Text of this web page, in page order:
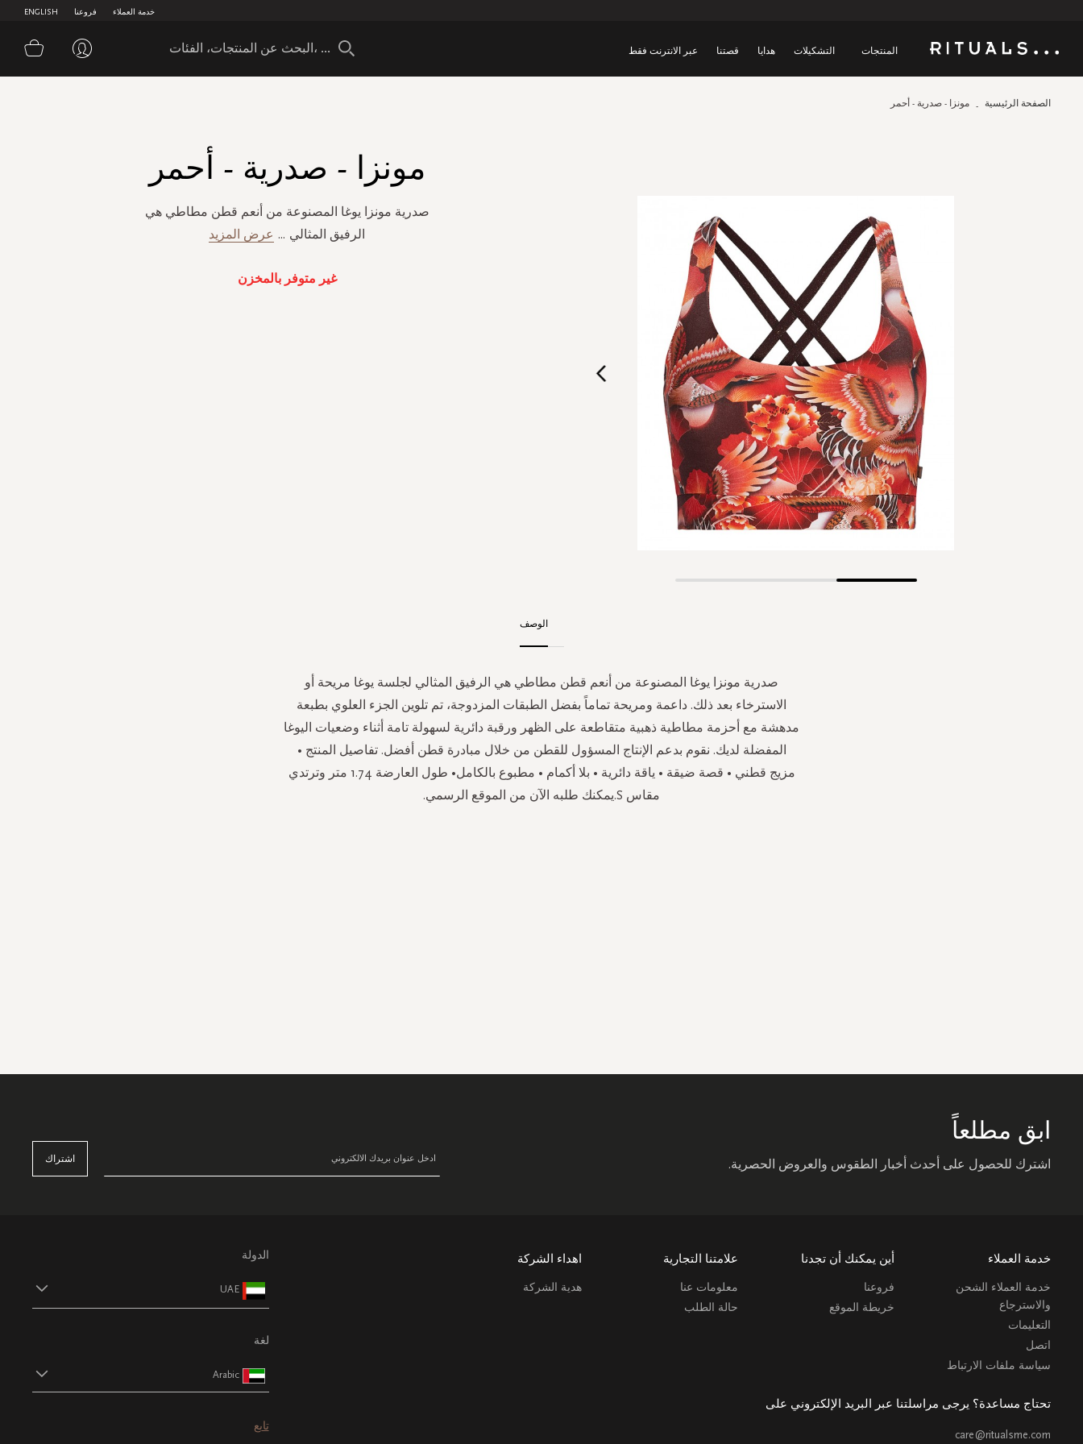
ENGLISH فروعنا خدمة العملاء
المنتجات التشكيلات هدايا قصتنا عبر الانترنت فقط سلة
الصفحة الرئيسية مونزا - صدرية - أحمر
مونزا - صدرية - أحمر
صدرية مونزا يوغا المصنوعة من أنعم قطن مطاطي هي
الرفيق المثالي ... عرض المزيد
غير متوفر بالمخزن
الوصف
صدرية مونزا يوغا المصنوعة من أنعم قطن مطاطي هي الرفيق المثالي لجلسة يوغا مريحة أو
الاسترخاء بعد ذلك. داعمة ومريحة تماماً بفضل الطبقات المزدوجة، تم تلوين الجزء العلوي بطبعة
مدهشة مع أحزمة مطاطية ذهبية متقاطعة على الظهر ورقبة دائرية لسهولة تامة أثناء وضعيات اليوغا
المفضلة لديك. نقوم بدعم الإنتاج المسؤول للقطن من خلال مبادرة قطن أفضل. تفاصيل المنتج •
مزيج قطني • قصة ضيقة • ياقة دائرية • بلا أكمام • مطبوع بالكامل• طول العارضة 1.74 متر وترتدي
مقاس S.يمكنك طلبه الآن من الموقع الرسمي.
ابق مطلعاً
اشترك للحصول على أحدث أخبار الطقوس والعروض الحصرية. اشتراك
خدمة العملاء
خدمة العملاء الشحن
والاسترجاع
التعليمات
اتصل
سياسة ملفات الارتباط
أين يمكنك أن تجدنا
فروعنا
خريطة الموقع
علامتنا التجارية
معلومات عنا
حالة الطلب
اهداء الشركة
هدية الشركة
تحتاج مساعدة؟ يرجى مراسلتنا عبر البريد الإلكتروني على
care@ritualsme.com
الدولة
UAE
لغة
Arabic
تابع